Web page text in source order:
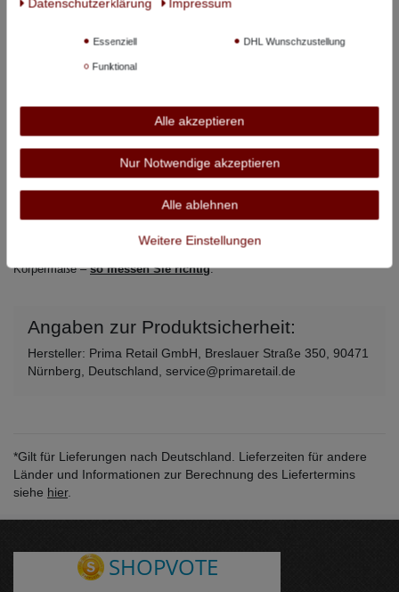
128 cm 83 cm
4XLT 138 cm 85 cm 75 cm
5XLT 148 cm 86 cm 75 cm
158 cm 88 cm
Alle angegebenen Maße beziehen sich auf den Artikel, nicht auf
Körpermaße –so messen Sie richtig.
Angaben zur Produktsicherheit:
Hersteller: Prima Retail GmbH, Breslauer Straße 350, 90471
Nürnberg, Deutschland, service@primaretail.de
*Gilt für Lieferungen nach Deutschland. Lieferzeiten für andere
Länder und Informationen zur Berechnung des Liefertermins
siehe hier.
Daten­schutz­erklärung
Impressum
Essenziell DHL Wunschzustellung
Funktional
Alle akzeptieren
Nur Notwendige akzeptieren
Alle ablehnen
Weitere Einstellungen